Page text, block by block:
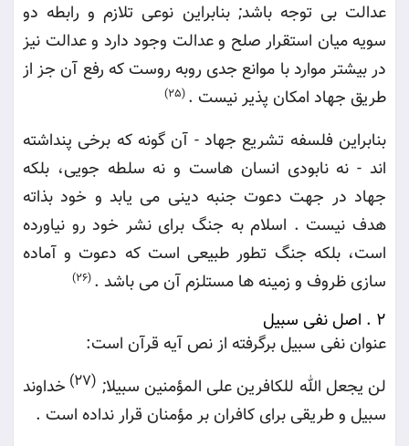
عدالت بی توجه باشد;بنابراین نوعی تلازم و رابطه دو
سویه میان استقرار صلح و عدالت وجود دارد و عدالت نیز
در بیشتر موارد با موانع جدی روبه روست که رفع آن جز از
طریق جهاد امکان پذیر نیست .
(25)
بنابراین فلسفه تشریع جهاد - آن گونه که برخی پنداشته
اند - نه نابودی انسان هاست و نه سلطه جویی، بلکه
جهاد در جهت دعوت جنبه دینی می یابد و خود بذاته
هدف نیست . اسلام به جنگ برای نشر خود رو نیاورده
است، بلکه جنگ تطور طبیعی است که دعوت و آماده
سازی ظروف و زمینه ها مستلزم آن می باشد .
(26)
2 .
اصل نفی سبیل
عنوان نفی سبیل برگرفته از نص آیه قرآن است:
لن یجعل الله للکافرین علی المؤمنین سبیلا;
(27)
خداوند
سبیل و طریقی برای کافران بر مؤمنان قرار نداده است .